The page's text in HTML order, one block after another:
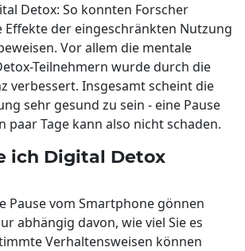
Detox: So konnten Forscher
Effekte der eingeschränkten Nutzung
Vor allem die mentale
Teilnehmern wurde durch die
verbessert. Insgesamt scheint die
sehr gesund zu sein - eine Pause
paar Tage kann also nicht schaden.
ich Digital Detox
Pause vom Smartphone gönnen
abhängig davon, wie viel Sie es
Verhaltensweisen können